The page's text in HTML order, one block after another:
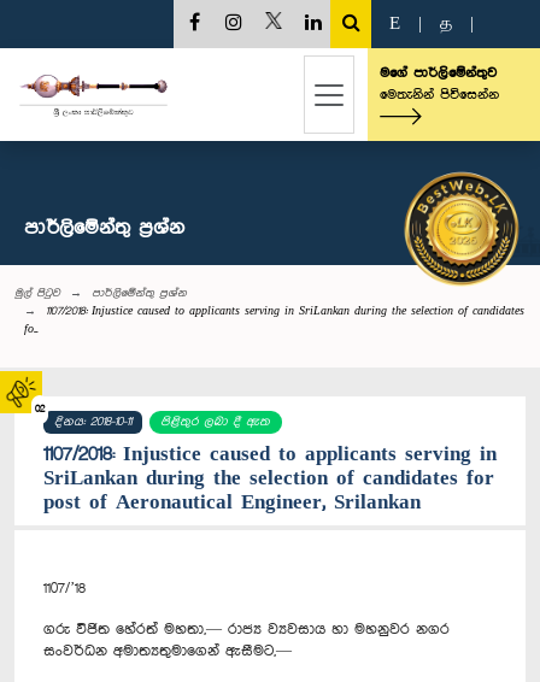
02
E த
මගේ පාර්ලිමේන්තුව
මෙතැනින් පිවිසෙන්න
පාර්ලි‌මේන්තු‌ ප්‍රශ්න
මුල් පිටුව
පාර්ලි‌මේන්තු‌ ප්‍රශ්න
1107/2018: Injustice caused to applicants serving in SriLankan during the selection of candidates
fo...
දිනය: 2018-10-11 පිළිතුර ලබා දී ඇත
1107/2018: Injustice caused to applicants serving in
SriLankan during the selection of candidates for
post of Aeronautical Engineer, Srilankan
1107/’18
ගරු විජිත හේරත් මහතා,— රාජ්‍ය ව්‍යවසාය හා මහනුවර නගර
සංවර්ධන අමාත්‍යතුමාගෙන් ඇසීමට,—